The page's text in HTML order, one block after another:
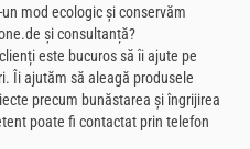
mod ecologic și conservăm
și consultanță?
este bucuros să îi ajute pe
Îi ajutăm să aleagă produsele
precum bunăstarea și îngrijirea
poate fi contactat prin telefon